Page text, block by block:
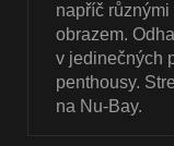
napříč
obrazem.
v jedinečných
penthousy.
na Nu-Bay.